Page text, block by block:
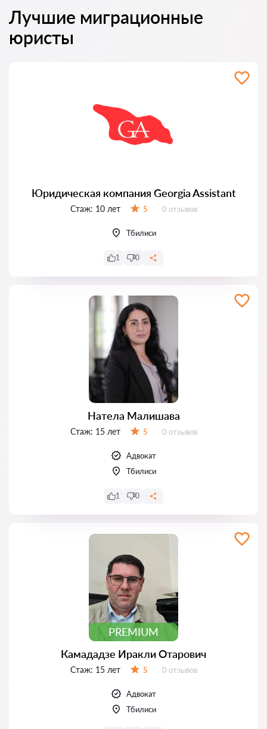
Лучшие миграционные
юристы
Юридическая компания Georgia Assistant
Стаж: 10 лет 5 Отзывов:
0 отзывов
Тбилиси
1 0
Натела Малишава
Стаж: 15 лет 5 Отзывов:
0 отзывов
Адвокат
Тбилиси
1 0
PREMIUM
Камададзе Иракли Отарович
Стаж: 15 лет 5 Отзывов:
0 отзывов
Адвокат
Тбилиси